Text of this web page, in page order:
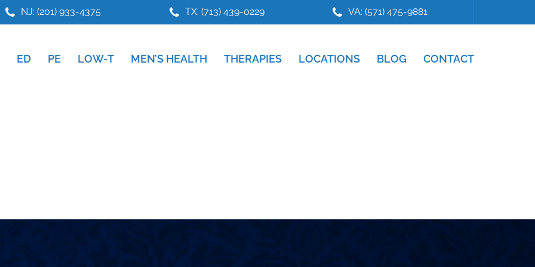
NJ: (201) 933-4375 TX: (713) 439-0229 VA: (571) 475-9881
ED PE LOW-T MEN’S HEALTH THERAPIES LOCATIONS BLOG CONTACT